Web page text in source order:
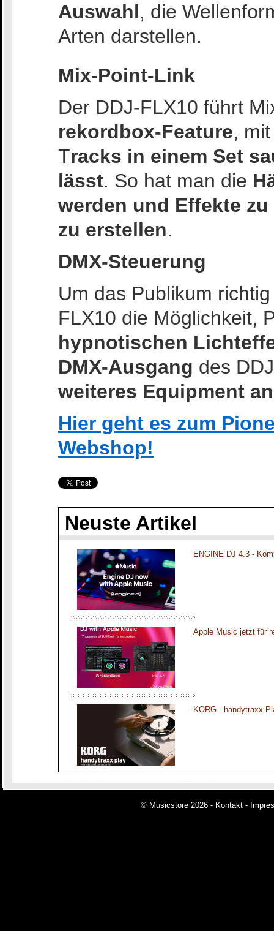
Auswahl, die
Arten darstellen.
Mix-Point-Link
Der DDJ-FLX10 führt
rekordbox-Feature,
Tracks in einem Set
lässt. So hat man die
werden und Effekte
zu erstellen.
DMX-Steuerung
Um das Publikum
FLX10 die Möglichkeit,
hypnotischen
DMX-Ausgang des
weiteres Equipment
Hier geht es zum
Webshop!
Neuste Artikel
ENGINE DJ 4.3 -
Apple Music jetzt für
KORG - handytraxx
© Musicstore 2026 - Kontakt -